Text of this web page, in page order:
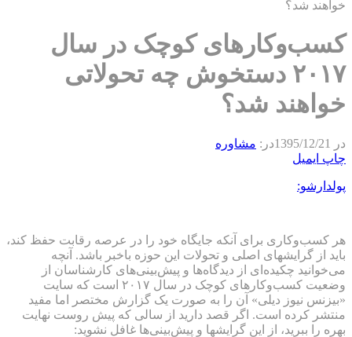
کسب‌وکارهای کوچک در سال
۲۰۱۷ دستخوش چه تحولاتی
خواهند شد؟
در 1395/12/21در: مشاوره
چاپ ایمیل
پولدارشو:
هر کسب‌وکاری برای آنکه جایگاه خود را در عرصه رقابت حفظ کند،
باید از گرایش‏های اصلی و تحولات این حوزه باخبر باشد. آنچه
می‌خوانید چکیده‌ای از دیدگاه‌ها و پیش‌بینی‌های کارشناسان از
وضعیت کسب‌وکارهای کوچک در سال ۲۰۱۷ است که سایت
«بیزنس نیوز دیلی» آن را به صورت یک گزارش مختصر اما مفید
منتشر کرده است. اگر قصد دارید از سالی که پیش روست نهایت
بهره را ببرید، از این گرایش‏ها و پیش‌بینی‌ها غافل نشوید: